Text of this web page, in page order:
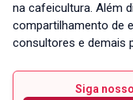
na cafeicultura. Além
compartilhamento de
consultores e demais
Siga